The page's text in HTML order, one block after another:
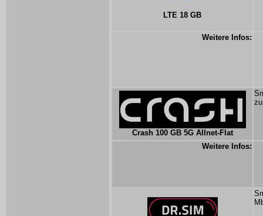
LTE 18 GB
Weitere Infos:
Crash 100 GB 5G Allnet-Flat
Weitere Infos: